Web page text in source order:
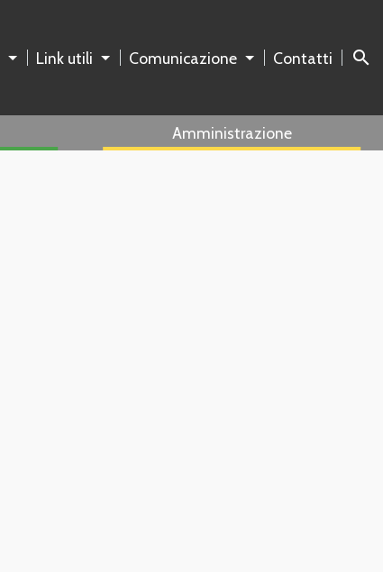
Link utili Comunicazione Contatti search
Amministrazione